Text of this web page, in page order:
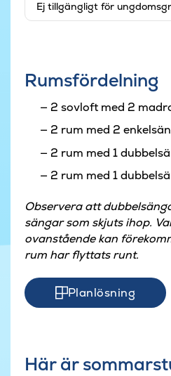
Ej tillgängligt för
Rumsfördelning
2 sovloft med 2
2 rum med 2
2 rum med 1
2 rum med 1
Observera att
sängar som skjuts ihop.
ovanstående kan
rum har flyttats runt.
Planlösning
Här är